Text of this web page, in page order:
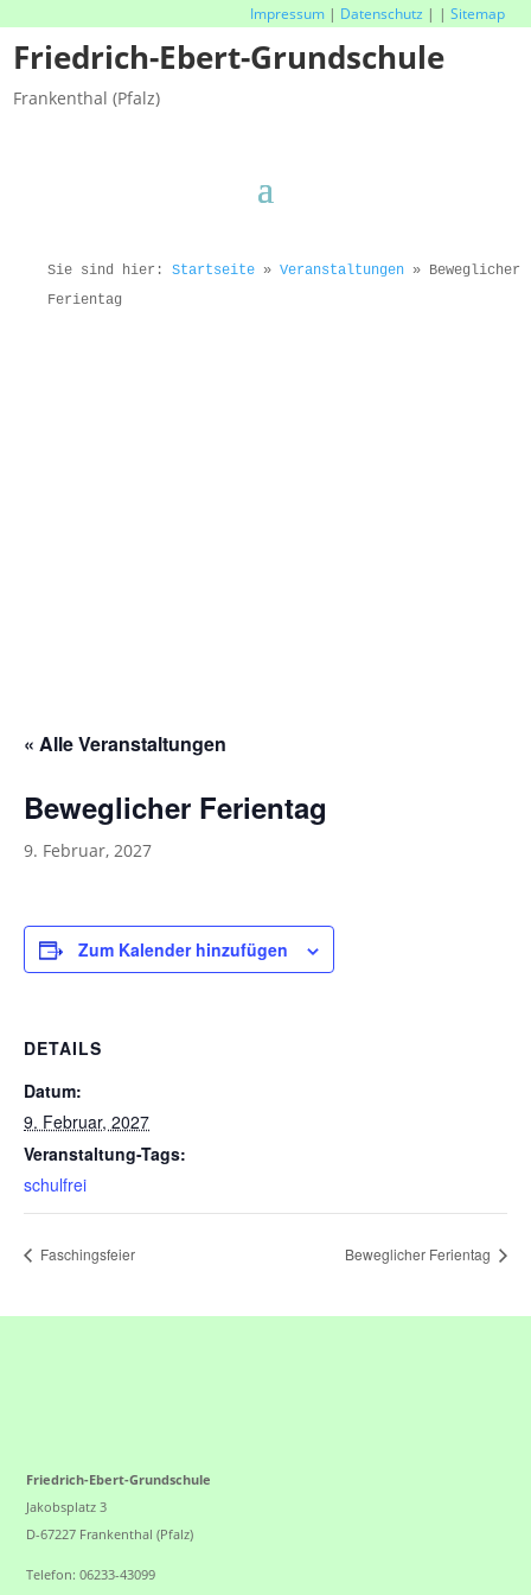
Impressum| Datenschutz | | Sitemap
Friedrich-Ebert-Grundschule
Frankenthal (Pfalz)
Sie sind hier: Startseite » Veranstaltungen » Beweglicher
Ferientag
« Alle Veranstaltungen
Beweglicher Ferientag
9. Februar, 2027
Zum Kalender hinzufügen
DETAILS
Datum:
9. Februar, 2027
Veranstaltung-Tags:
schulfrei
Faschingsfeier Beweglicher Ferientag
Friedrich-Ebert-Grundschule
Jakobsplatz 3
D-67227 Frankenthal (Pfalz)
Telefon: 06233-43099